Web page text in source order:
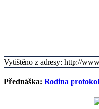
Vytištěno z adresy: http://
Přednáška: Rodina